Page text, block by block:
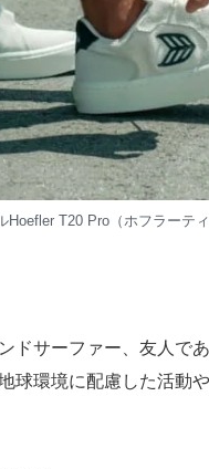
Hoefler T20 Pro（ホフラーテ
ドサーファー、友人で
球環境に配慮した活動